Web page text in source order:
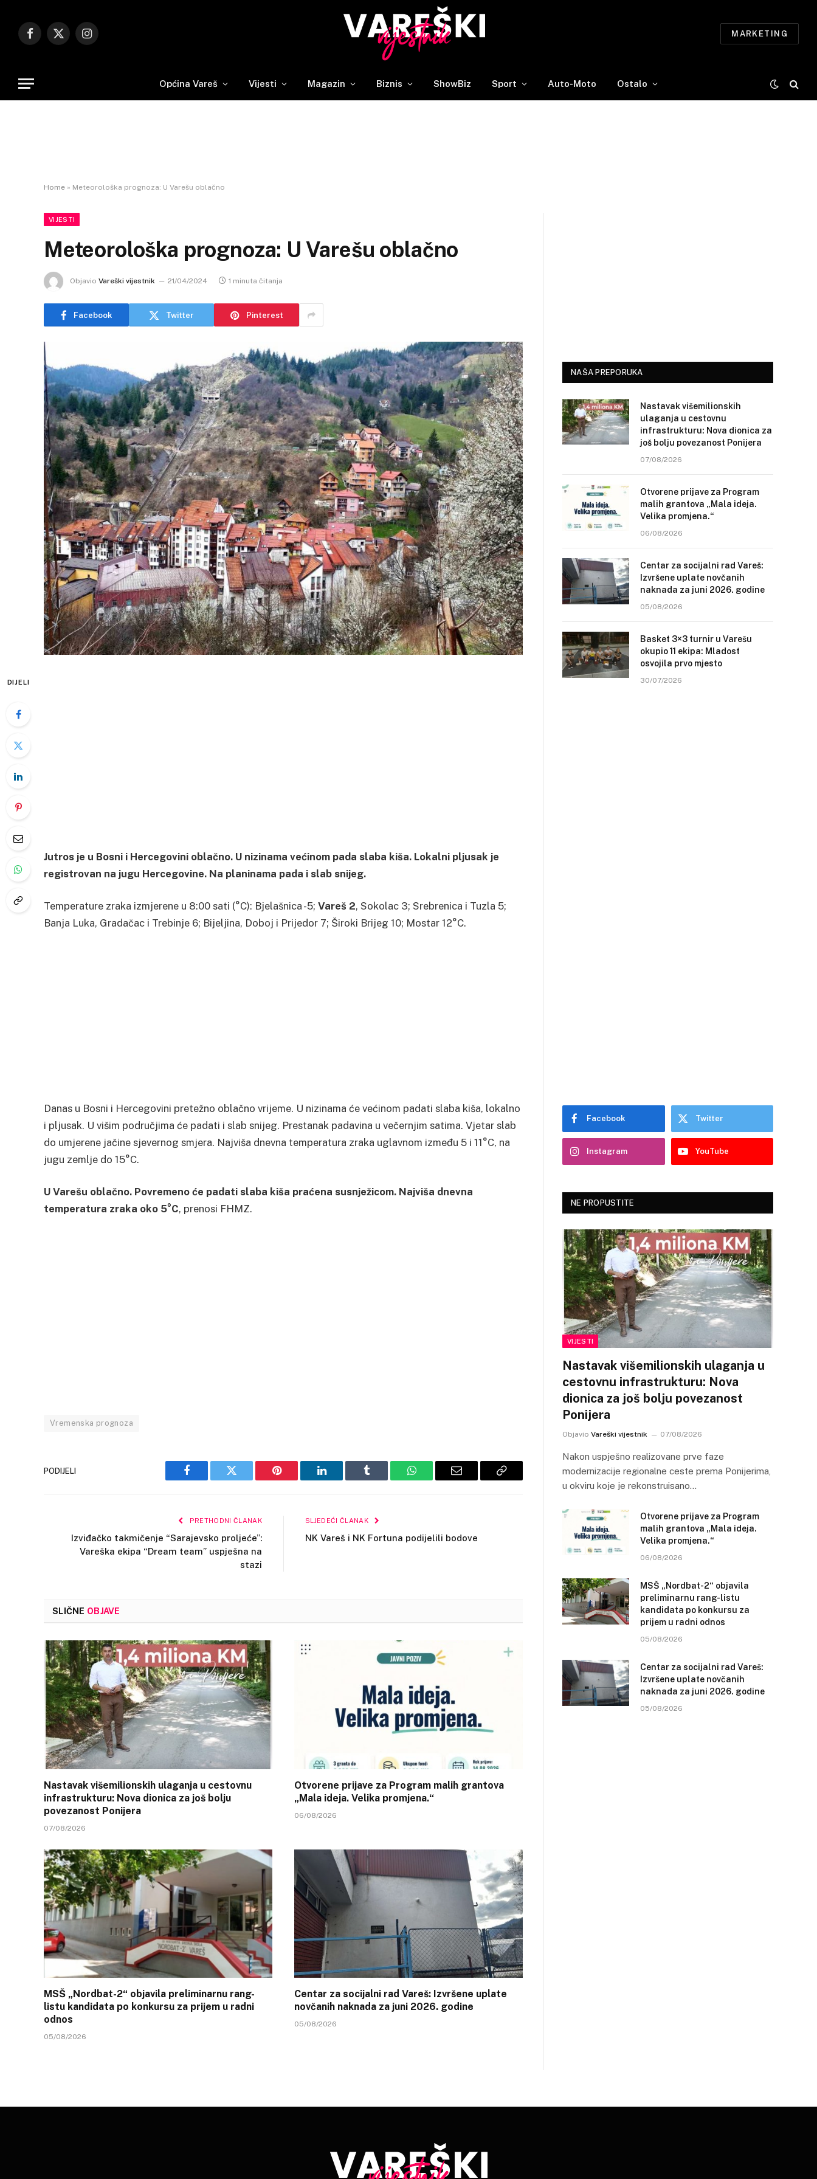
Facebook
X
Instagram
MARKETING
Općina Vareš Vijesti Magazin Biznis ShowBiz Sport Auto-Moto Ostalo
Home » Meteorološka prognoza: U Varešu oblačno
VIJESTI
Meteorološka prognoza: U Varešu oblačno
Objavio Vareški vijestnik 21/04/2024 1 minuta čitanja
Facebook Twitter Pinterest
DIJELI
Jutros je u Bosni i Hercegovini oblačno. U nizinama većinom pada slaba kiša. Lokalni pljusak je
registrovan na jugu Hercegovine. Na planinama pada i slab snijeg.
Temperature zraka izmjerene u 8:00 sati (°C): Bjelašnica -5; Vareš 2, Sokolac 3; Srebrenica i Tuzla 5;
Banja Luka, Gradačac i Trebinje 6; Bijeljina, Doboj i Prijedor 7; Široki Brijeg 10; Mostar 12°C.
Danas u Bosni i Hercegovini pretežno oblačno vrijeme. U nizinama će većinom padati slaba kiša, lokalno
i pljusak. U višim područjima će padati i slab snijeg. Prestanak padavina u večernjim satima. Vjetar slab
do umjerene jačine sjevernog smjera. Najviša dnevna temperatura zraka uglavnom između 5 i 11°C, na
jugu zemlje do 15°C.
U Varešu oblačno. Povremeno će padati slaba kiša praćena susnježicom. Najviša dnevna
temperatura zraka oko 5°C, prenosi FHMZ.
Vremenska prognoza
PODIJELI
Facebook Twitter Pinterest LinkedIn Tumblr WhatsAppEmail
Copy
PRETHODNI ČLANAK
Izviđačko takmičenje “Sarajevsko proljeće”:
Vareška ekipa “Dream team” uspješna na
stazi
SLJEDEĆI ČLANAK
NK Vareš i NK Fortuna podijelili bodove
SLIČNE OBJAVE
Nastavak višemilionskih ulaganja u cestovnu
infrastrukturu: Nova dionica za još bolju
povezanost Ponijera
07/08/2026
Otvorene prijave za Program malih grantova
„Mala ideja. Velika promjena.“
06/08/2026
MSŠ „Nordbat-2“ objavila preliminarnu rang-
listu kandidata po konkursu za prijem u radni
odnos
05/08/2026
Centar za socijalni rad Vareš: Izvršene uplate
novčanih naknada za juni 2026. godine
05/08/2026
NAŠA PREPORUKA
Nastavak višemilionskih
ulaganja u cestovnu
infrastrukturu: Nova dionica za
još bolju povezanost Ponijera
07/08/2026
Otvorene prijave za Program
malih grantova „Mala ideja.
Velika promjena.“
06/08/2026
Centar za socijalni rad Vareš:
Izvršene uplate novčanih
naknada za juni 2026. godine
05/08/2026
Basket 3×3 turnir u Varešu
okupio 11 ekipa: Mladost
osvojila prvo mjesto
30/07/2026
Facebook Twitter
Instagram YouTube
NE PROPUSTITE
VIJESTI
Nastavak višemilionskih ulaganja u
cestovnu infrastrukturu: Nova
dionica za još bolju povezanost
Ponijera
Objavio Vareški vijestnik 07/08/2026
Nakon uspješno realizovane prve faze
modernizacije regionalne ceste prema Ponijerima,
u okviru koje je rekonstruisano…
Otvorene prijave za Program
malih grantova „Mala ideja.
Velika promjena.“
06/08/2026
MSŠ „Nordbat-2“ objavila
preliminarnu rang-listu
kandidata po konkursu za
prijem u radni odnos
05/08/2026
Centar za socijalni rad Vareš:
Izvršene uplate novčanih
naknada za juni 2026. godine
05/08/2026